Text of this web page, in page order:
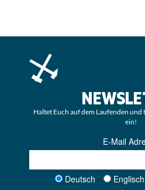
Haltet Euch auf dem Laufenden
ein!
E-Mail
Deutsch Englisch